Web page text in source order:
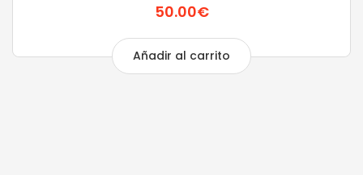
50.00€
Añadir al carrito